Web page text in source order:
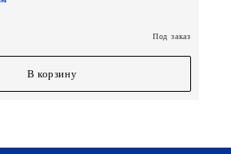
Под заказ
В корзину